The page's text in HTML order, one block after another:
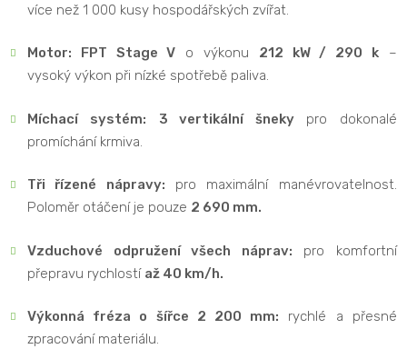
více než 1 000 kusy hospodářských zvířat.
Motor: FPT Stage V o výkonu 212 kW / 290 k–
vysoký výkon při nízké spotřebě paliva.
Míchací systém: 3 vertikální šneky pro dokonalé
promíchání krmiva.
Tři řízené nápravy: pro maximální manévrovatelnost.
Poloměr otáčení je pouze 2 690 mm.
Vzduchové odpružení všech náprav: pro komfortní
přepravu rychlostí až 40 km/h.
Výkonná fréza o šířce 2 200 mm: rychlé a přesné
zpracování materiálu.